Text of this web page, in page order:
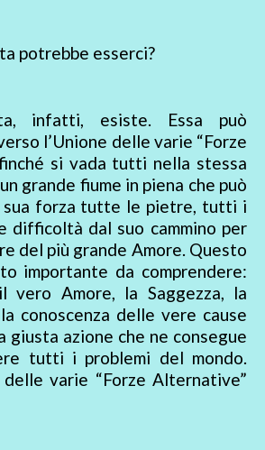
potrebbe esserci?
infatti, esiste. Essa può
l’Unione delle varie “Forze
si vada tutti nella stessa
grande fiume in piena che può
sua forza tutte le pietre, tutti i
difficoltà dal suo cammino per
del più grande Amore. Questo
importante da comprendere:
vero Amore, la Saggezza, la
conoscenza delle vere cause
giusta azione che ne consegue
tutti i problemi del mondo.
varie “Forze Alternative”